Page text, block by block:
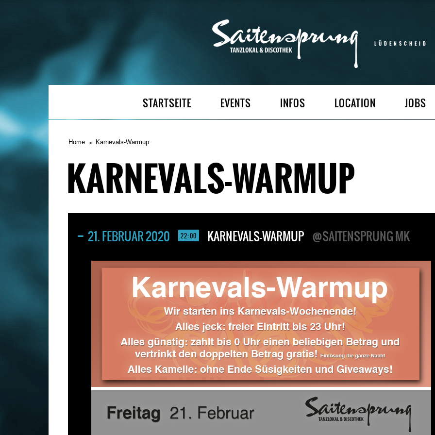
LÜDENSCHEID
STARTSEITE EVENTS INFOS LOCATION JOBS
Home Karnevals-Warmup
KARNEVALS-WARMUP
21. FEBRUAR 2020 22:00 KARNEVALS-WARMUP @SAITENSPRUNG MK